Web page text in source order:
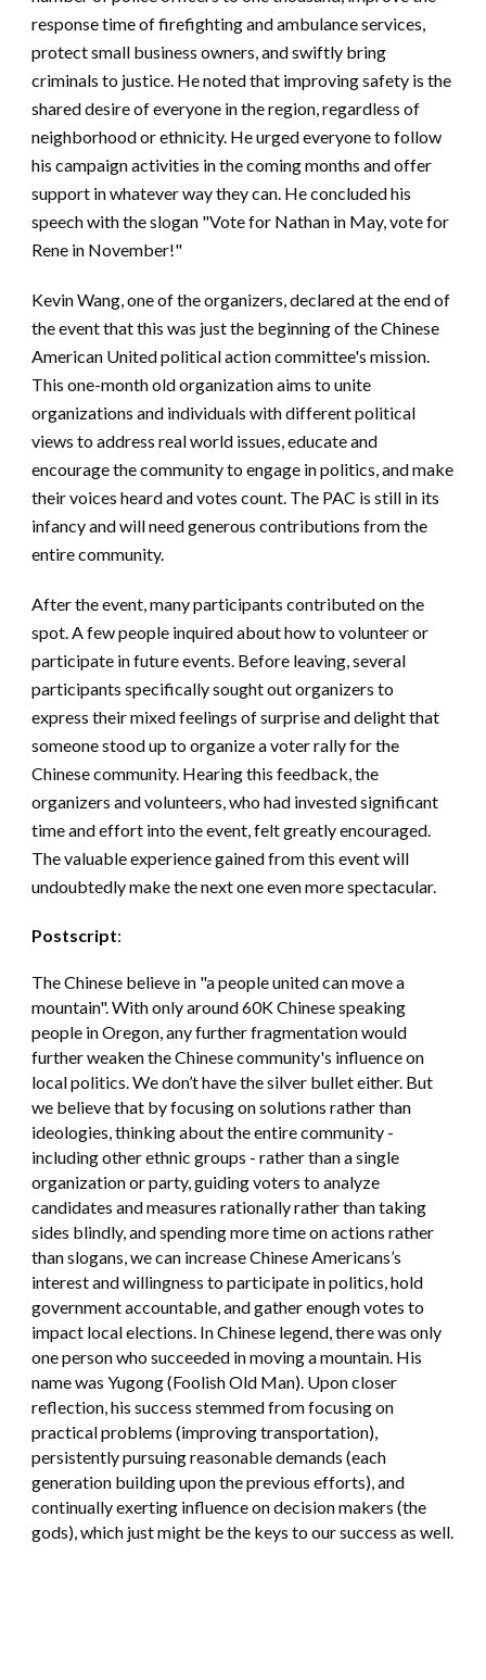
response time of firefighting and ambulance services,
protect small business owners, and swiftly bring
criminals to justice. He noted that improving safety is the
shared desire of everyone in the region, regardless of
neighborhood or ethnicity. He urged everyone to follow
his campaign activities in the coming months and offer
support in whatever way they can. He concluded his
speech with the slogan "Vote for Nathan in May, vote for
Rene in November!"
Kevin Wang, one of the organizers, declared at the end of
the event that this was just the beginning of the Chinese
American United political action committee's mission.
This one-month old organization aims to unite
organizations and individuals with different political
views to address real world issues, educate and
encourage the community to engage in politics, and make
their voices heard and votes count. The PAC is still in its
infancy and will need generous contributions from the
entire community.
After the event, many participants contributed on the
spot. A few people inquired about how to volunteer or
participate in future events. Before leaving, several
participants specifically sought out organizers to
express their mixed feelings of surprise and delight that
someone stood up to organize a voter rally for the
Chinese community. Hearing this feedback, the
organizers and volunteers, who had invested significant
time and effort into the event, felt greatly encouraged.
The valuable experience gained from this event will
undoubtedly make the next one even more spectacular.
Postscript:
The Chinese believe in "a people united can move a
mountain". With only around 60K Chinese speaking
people in Oregon, any further fragmentation would
further weaken the Chinese community's influence on
local politics. We don’t have the silver bullet either. But
we believe that by focusing on solutions rather than
ideologies, thinking about the entire community -
including other ethnic groups - rather than a single
organization or party, guiding voters to analyze
candidates and measures rationally rather than taking
sides blindly, and spending more time on actions rather
than slogans, we can increase Chinese Americans’s
interest and willingness to participate in politics, hold
government accountable, and gather enough votes to
impact local elections. In Chinese legend, there was only
one person who succeeded in moving a mountain. His
name was Yugong (Foolish Old Man). Upon closer
reflection, his success stemmed from focusing on
practical problems (improving transportation),
persistently pursuing reasonable demands (each
generation building upon the previous efforts), and
continually exerting influence on decision makers (the
gods), which just might be the keys to our success as well.